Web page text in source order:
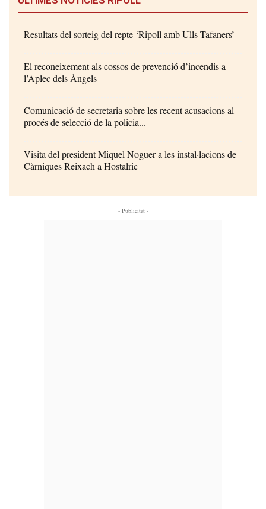
Resultats del sorteig del repte ‘Ripoll amb Ulls Tafaners’
El reconeixement als cossos de prevenció d’incendis a
l’Aplec dels Àngels
Comunicació de secretaria sobre les recent acusacions al
procés de selecció de la policia...
Visita del president Miquel Noguer a les instal·lacions de
Càrniques Reixach a Hostalric
- Publicitat -